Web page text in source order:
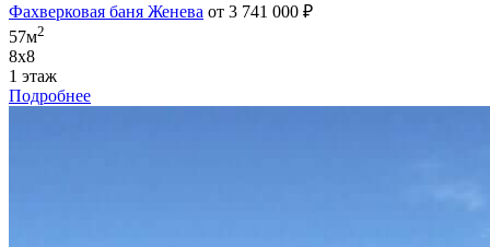
Фахверковая баня Женева от 3 741 000 ₽
57м2
8х8
1 этаж
Подробнее